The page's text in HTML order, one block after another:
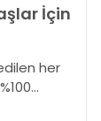
İçin
her